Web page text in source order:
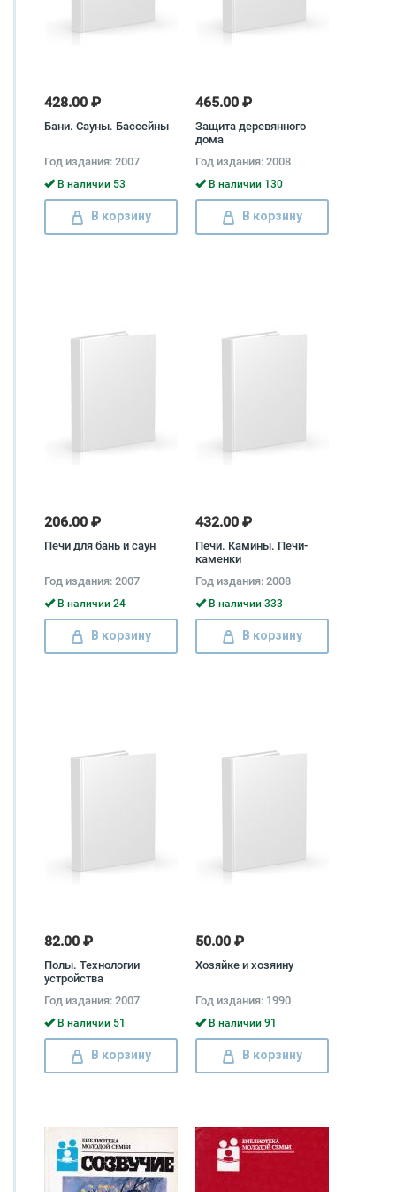
428.00 ₽
Бани. Сауны. Бассейны
Год издания: 2007
В наличии 53
В корзину
465.00 ₽
Защита деревянного
дома
Год издания: 2008
В наличии 130
В корзину
206.00 ₽
Печи для бань и саун
Год издания: 2007
В наличии 24
В корзину
432.00 ₽
Печи. Камины. Печи-
каменки
Год издания: 2008
В наличии 333
В корзину
82.00 ₽
Полы. Технологии
устройства
Год издания: 2007
В наличии 51
В корзину
50.00 ₽
Хозяйке и хозяину
Год издания: 1990
В наличии 91
В корзину